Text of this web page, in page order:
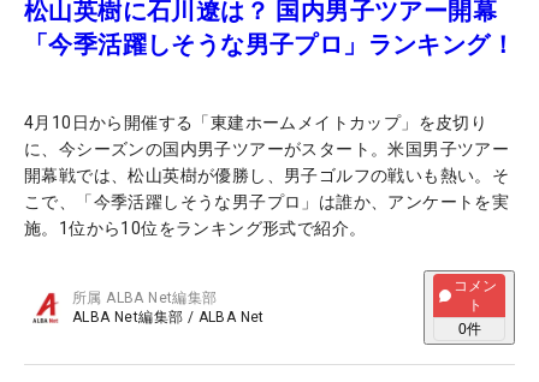
松山英樹に石川遼は？ 国内男子ツアー開幕
「今季活躍しそうな男子プロ」ランキング！
4月10日から開催する「東建ホームメイトカップ」を皮切り
に、今シーズンの国内男子ツアーがスタート。米国男子ツアー
開幕戦では、松山英樹が優勝し、男子ゴルフの戦いも熱い。そ
こで、「今季活躍しそうな男子プロ」は誰か、アンケートを実
施。1位から10位をランキング形式で紹介。
所属ALBA Net編集部
ALBA Net編集部 / ALBA Net
コメン
ト
0件